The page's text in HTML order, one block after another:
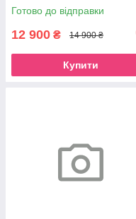
Живлення 12, 24, 220 вольт
Готово до відправки
12 900 ₴ 14 900 ₴
Купити